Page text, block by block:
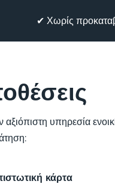
✔ Χωρίς
αξιόπιστη υπηρεσία
κάρτα